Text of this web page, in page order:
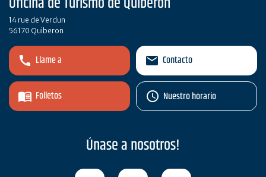
14 rue de Verdun
56170 Quiberon
Llame a
Folletos
Contacto
Nuestro horario
Únase a nosotros!